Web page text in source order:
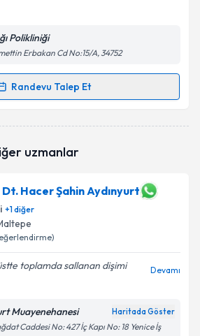
Polikliniği
Erbakan Cd No:15/A, 34752
Randevu Talep Et
Talebi
uzmandan randevu almanız için bir
işlenmesine ilişkinAydınlatma
uzmanlar
Hacer Şahin Aydınyurt
+1diğer
toplamda sallanan dişimi
Devamı
Muayenehanesi Haritada Göster
Caddesi No: 427 İç Kapı No: 18 Yenice İş